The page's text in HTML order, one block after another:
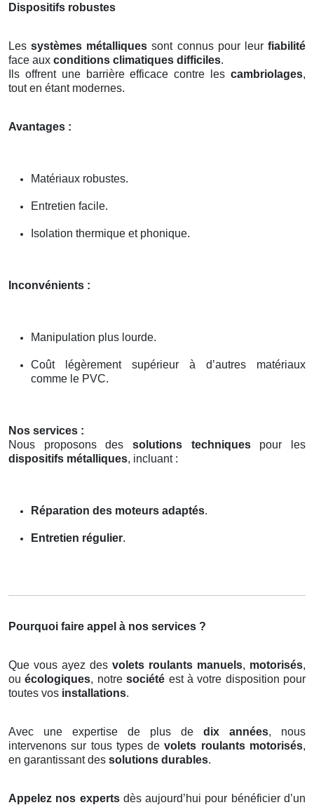
Dispositifs robustes
Lessystèmes métalliques sont connus pour leurfiabilité
face aux conditions climatiques difficiles.
Ils offrent une barrière efficace contre les cambriolages,
tout en étant modernes.
Avantages :
Matériaux robustes.
Entretien facile.
Isolation thermique et phonique.
Inconvénients :
Manipulation plus lourde.
Coût légèrement supérieur à d’autres matériaux
comme le PVC.
Nos services :
Nous proposons des solutions techniquespour les
dispositifs métalliques, incluant :
Réparation des moteurs adaptés.
Entretien régulier.
Pourquoi faire appel à nos services ?
Que vous ayez des volets roulants manuels, motorisés,
ouécologiques, notresociété est à votre disposition pour
toutes vos installations.
Avec une expertise de plus de dix années, nous
intervenons sur tous types devolets roulants motorisés,
en garantissant des solutions durables.
Appelez nos expertsdès aujourd’hui pour bénéficier d’un